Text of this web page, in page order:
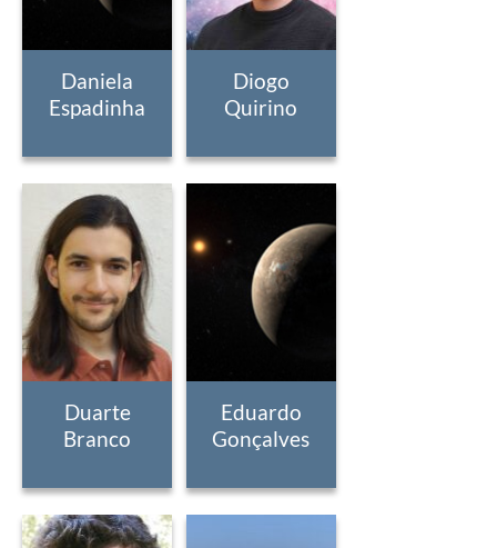
Daniela
Espadinha
Diogo
Quirino
Duarte
Branco
Eduardo
Gonçalves